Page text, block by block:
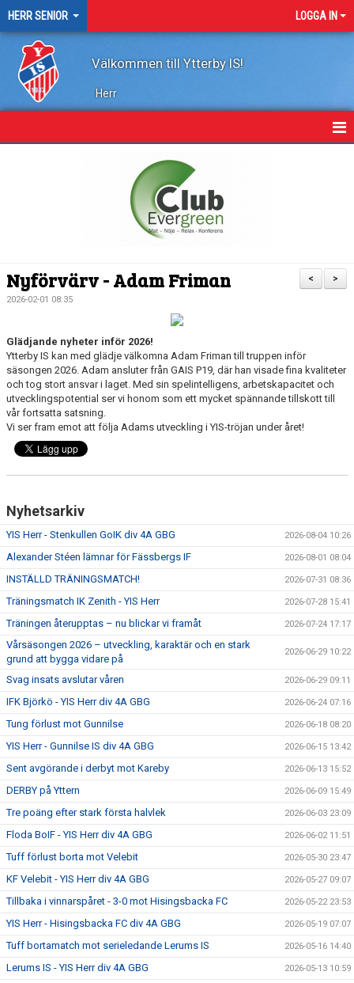
HERR SENIOR LOGGA IN
Välkommen till Ytterby IS!
Herr
KONTAKT
BILDGALLERI
MATCHER
LÄNKAR
>
<
Nyförvärv - Adam Friman
2026-02-01 08:35
Glädjande nyheter inför 2026!
Ytterby IS kan med glädje välkomna Adam Friman till truppen inför
säsongen 2026. Adam ansluter från GAIS P19, där han visade fina kvaliteter
och tog stort ansvar i laget. Med sin spelintelligens, arbetskapacitet och
utvecklingspotential ser vi honom som ett mycket spännande tillskott till
vår fortsatta satsning.
Vi ser fram emot att följa Adams utveckling i YIS-tröjan under året!
Nyhetsarkiv
YIS Herr - Stenkullen GoIK div 4A GBG 2026-08-04 10:26
Alexander Stéen lämnar för Fässbergs IF 2026-08-01 08:04
INSTÄLLD TRÄNINGSMATCH! 2026-07-31 08:36
Träningsmatch IK Zenith - YIS Herr 2026-07-28 15:41
Träningen återupptas – nu blickar vi framåt 2026-07-24 17:17
Vårsäsongen 2026 – utveckling, karaktär och en stark
grund att bygga vidare på
2026-06-29 10:22
Svag insats avslutar våren 2026-06-29 09:11
IFK Björkö - YIS Herr div 4A GBG 2026-06-24 07:16
Tung förlust mot Gunnilse 2026-06-18 08:20
YIS Herr - Gunnilse IS div 4A GBG 2026-06-15 13:42
Sent avgörande i derbyt mot Kareby 2026-06-13 15:52
DERBY på Yttern 2026-06-09 15:49
Tre poäng efter stark första halvlek 2026-06-03 23:09
Floda BoIF - YIS Herr div 4A GBG 2026-06-02 11:51
Tuff förlust borta mot Velebit 2026-05-30 23:47
KF Velebit - YIS Herr div 4A GBG 2026-05-27 09:07
Tillbaka i vinnarspåret - 3-0 mot Hisingsbacka FC 2026-05-22 23:53
YIS Herr - Hisingsbacka FC div 4A GBG 2026-05-19 07:07
Tuff bortamatch mot serieledande Lerums IS 2026-05-16 14:40
Lerums IS - YIS Herr div 4A GBG 2026-05-13 10:59